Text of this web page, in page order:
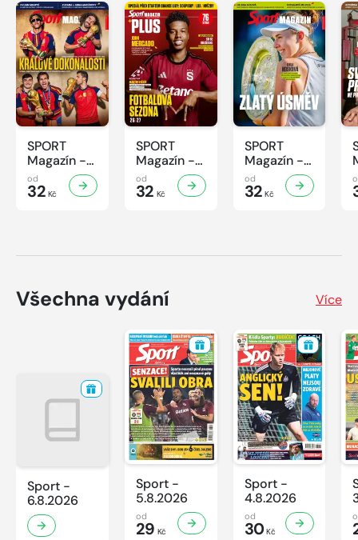
SPORT
Magazín -
31/2026
od
32 Kč
SPORT
Magazín -
30/2026
od
32 Kč
SPORT
Magazín -
29/2026
od
32 Kč
Všechna vydání Více
Sport -
6.8.2026
Sport -
5.8.2026
od
29 Kč
Sport -
4.8.2026
od
30Kč